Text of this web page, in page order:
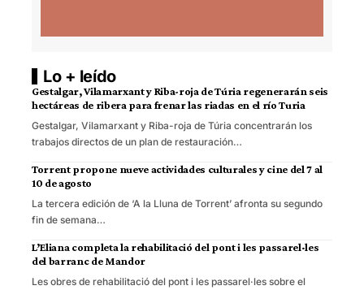
Lo + leído
Gestalgar, Vilamarxant y Riba-roja de Túria regenerarán seis
hectáreas de ribera para frenar las riadas en el río Turia
Gestalgar, Vilamarxant y Riba-roja de Túria concentrarán los
trabajos directos de un plan de restauración…
Torrent propone nueve actividades culturales y cine del 7 al
10 de agosto
La tercera edición de ‘A la Lluna de Torrent’ afronta su segundo
fin de semana…
L’Eliana completa la rehabilitació del pont i les passarel·les
del barranc de Mandor
Les obres de rehabilitació del pont i les passarel·les sobre el